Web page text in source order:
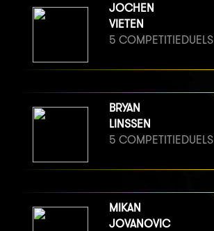
JOCHEN
VIETEN
5 COMPETITIEDUELS
BRYAN
LINSSEN
5 COMPETITIEDUELS
MIKAN
JOVANOVIC